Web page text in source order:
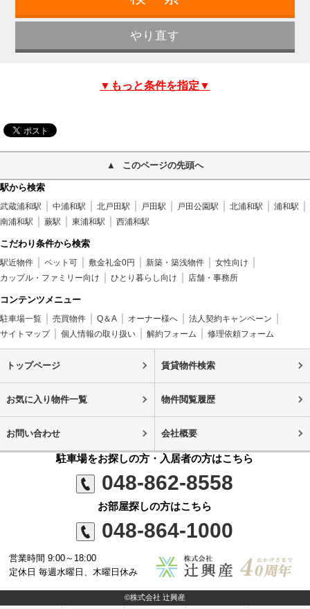
▼もっと条件を指定▼
このページの先頭へ
駅から検索
武蔵浦和駅 中浦和駅 北戸田駅 戸田駅 戸田公園駅 北浦和駅
浦和駅
南浦和駅
蕨駅 東浦和駅 西浦和駅
こだわり条件から検索
駅近物件 ペット可 敷金礼金0円 新築・築浅物件
女性向け
カップル・ファミリー向け
ひとり暮らし向け 店舗・事務所
コンテンツメニュー
駐車場一覧 売買物件 Q＆A オーナー様へ
法人契約キャンペーン
サイトマップ
個人情報の取り扱い 解約フォーム 修理依頼フォーム
トップページ 賃貸物件検索
お気に入り物件一覧 物件閲覧履歴
お問い合わせ 会社概要
駐車場をお探しの方・入居者の方はこちら
048-862-8558
お部屋探しの方はこちら
048-864-1000
営業時間 9:00～18:00
定休日 毎週水曜日、木曜日休み
©株式会社 辻興産